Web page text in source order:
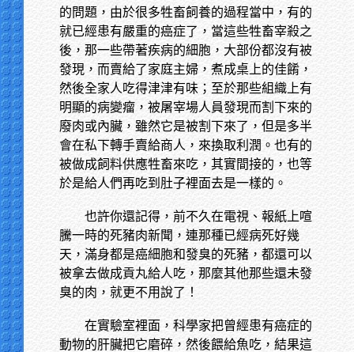
的問題，由於很多牲畜飼養的過程當中，有的
就已經患有嚴重的癌症了，當這些牲畜宰殺之
後，那一些帶著疾病的細胞，大部份都沒有被
發現，而賣給了家庭主婦，煮成桌上的佳餚，
然後全家人吃得津津有味；至於那些組織上有
明顯的病變瘤，被屠宰場人員發現而割下來的
廢肉或內臟，雖然它是被割下來了，但是多半
會在私下轉手賣給商人，來換取利潤。也有的
被做成飼料供應牲畜來吃，其實間接的，也等
於是給人們再吃到肚子裡面去是一樣的。
也許你還記得，前不久在電視、報紙上喧
騰一時的死豬肉新聞，連那種已經病死好幾
天，滿身都是癌細胞和發臭的死豬，都還可以
被拿去做成貢丸給人吃，那麼其他那些還未發
臭的肉，就更不用說了！
在實驗室裡面，科學家把曾經患有癌症的
動物的肝臟把它磨碎，然後餵給魚吃，結果這